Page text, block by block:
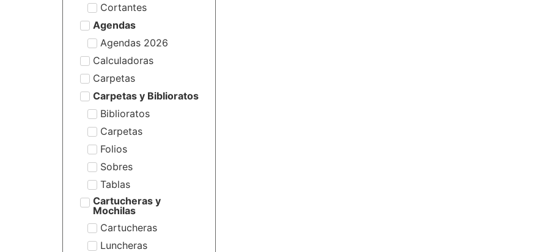
Cortantes
Agendas
Agendas 2026
Calculadoras
Carpetas
Carpetas y Biblioratos
Biblioratos
Carpetas
Folios
Sobres
Tablas
Cartucheras y
Mochilas
Cartucheras
Luncheras